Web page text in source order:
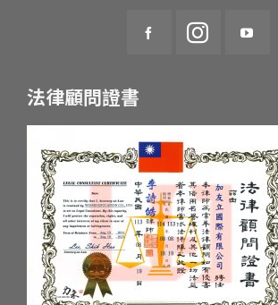
法律顧問證書